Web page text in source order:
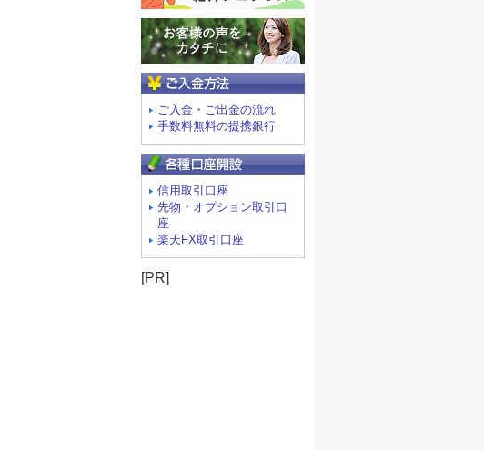
ご入金・ご出金の流れ
手数料無料の提携銀行
信用取引口座
先物・オプション取引口
座
楽天FX取引口座
[PR]